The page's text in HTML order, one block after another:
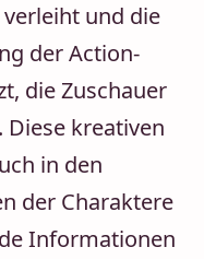
und die
der Action-
die Zuschauer
Diese kreativen
in den
der Charaktere
Informationen